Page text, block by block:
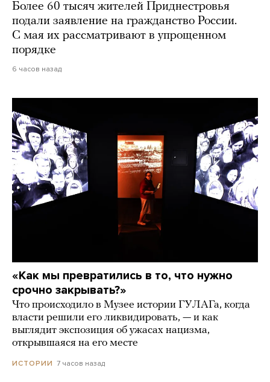
Более 60 тысяч жителей Приднестровья
подали заявление на гражданство России.
С мая их рассматривают в упрощенном
порядке
6 часов назад
«Как мы превратились в то, что нужно
срочно закрывать?»
Что происходило в Музее истории ГУЛАГа, когда
власти решили его ликвидировать, — и как
выглядит экспозиция об ужасах нацизма,
открывшаяся на его месте
ИСТОРИИ 7 часов назад